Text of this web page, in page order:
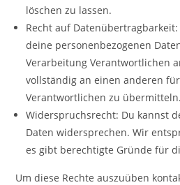
löschen zu lassen.
Recht auf
deine personenbezogenen
Verarbeitung Verantwortlichen
vollständig an einen anderen
Verantwortlichen zu übermitteln.
Widerspruchsrecht: Du kannst
Daten widersprechen. Wir
es gibt berechtigte Gründe für
Um diese Rechte auszuüben